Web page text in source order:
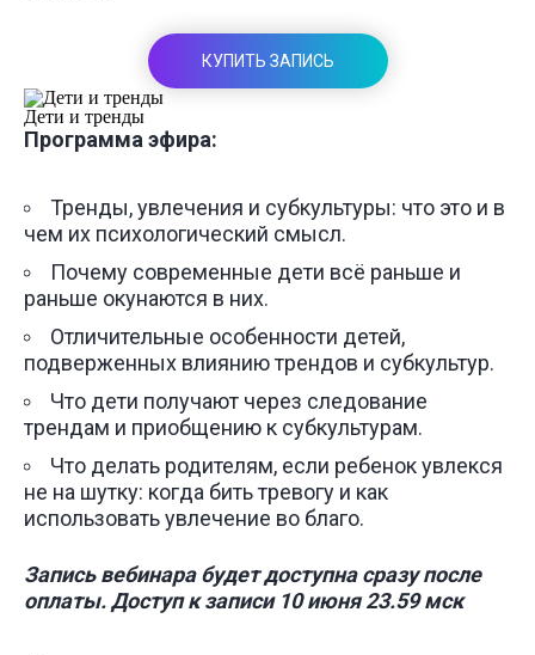
КУПИТЬ ЗАПИСЬ
Дети и тренды
Программа эфира:
Тренды, увлечения и субкультуры: что это и в
чем их психологический смысл.
Почему современные дети всё раньше и
раньше окунаются в них.
Отличительные особенности детей,
подверженных влиянию трендов и субкультур.
Что дети получают через следование
трендам и приобщению к субкультурам.
Что делать родителям, если ребенок увлекся
не на шутку: когда бить тревогу и как
использовать увлечение во благо.
Запись вебинара будет доступна сразу после
оплаты. Доступ к записи 10 июня 23.59 мск